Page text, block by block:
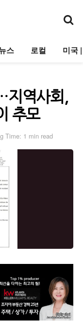
스 로컬 미국
지역사회,
추모
Time: 1 min read